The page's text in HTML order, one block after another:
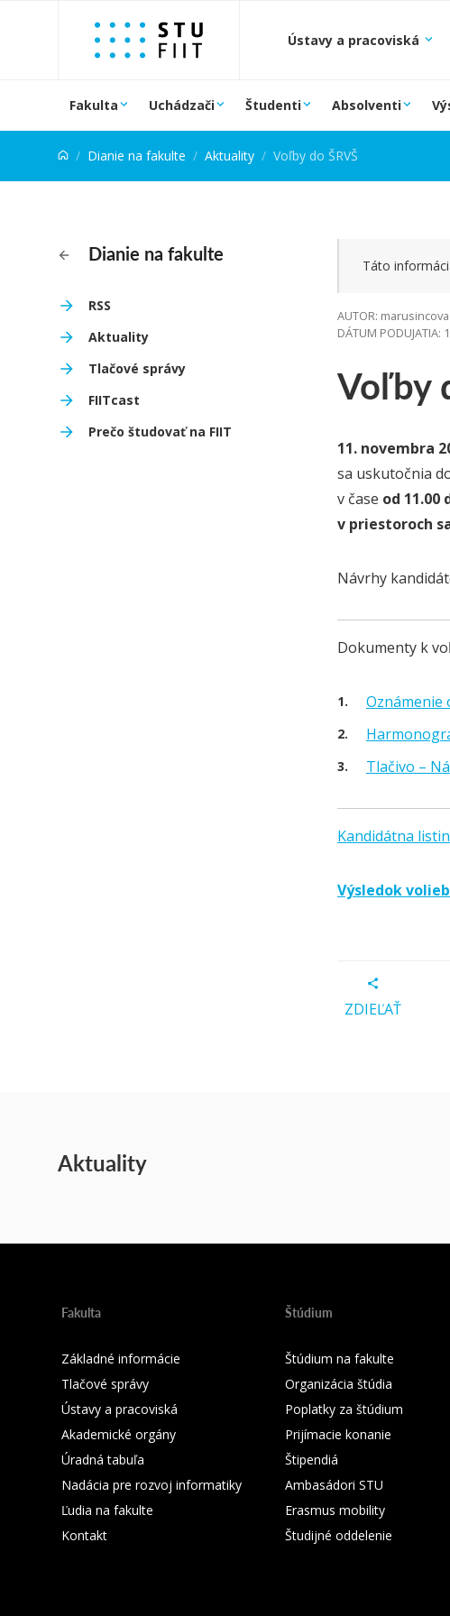
Prejsť na obsah
Ústavy a pracoviská
Fakulta Uchádzači Študenti Absolventi
Dianie na fakulte Aktuality Voľby do ŠRVŠ
Dianie na fakulte
RSS
Aktuality
Tlačové správy
FIITcast
Prečo študovať na FIIT
Voľby
Táto
AUTOR:
DÁTUM
11. novembra
sa uskutočnia
v čase od 11.00
v priestoroch
Návrhy
Dokumenty k
Oznámenie
Tlačivo –
Kandidátna
Výsledok volieb
ZDIEĽAŤ
Aktuality
Fakulta
Základné informácie
Tlačové správy
Ústavy a pracoviská
Akademické orgány
Úradná tabuľa
Nadácia pre rozvoj informatiky
Ľudia na fakulte
Kontakt
Štúdium
Štúdium na fakulte
Organizácia štúdia
Poplatky za štúdium
Prijímacie konanie
Štipendiá
Ambasádori STU
Erasmus mobility
Študijné oddelenie